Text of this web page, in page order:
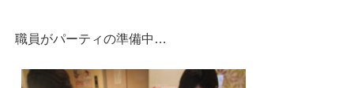
職員がパーティの準備中…